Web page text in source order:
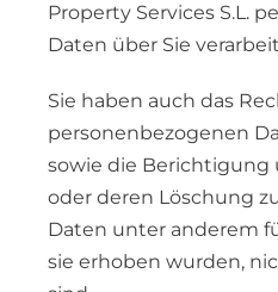
Property Services S.L.
Daten über Sie
Sie haben auch das
personenbezogenen
sowie die Berichtigung
oder deren Löschung
Daten unter anderem
sie erhoben wurden,